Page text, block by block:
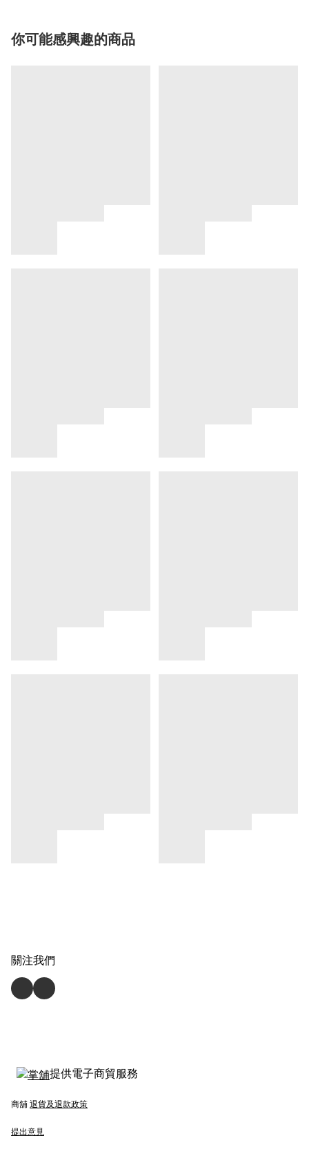
你可能感興趣的商品
關注我們
提供電子商貿服務
商舖 退貨及退款政策
提出意見